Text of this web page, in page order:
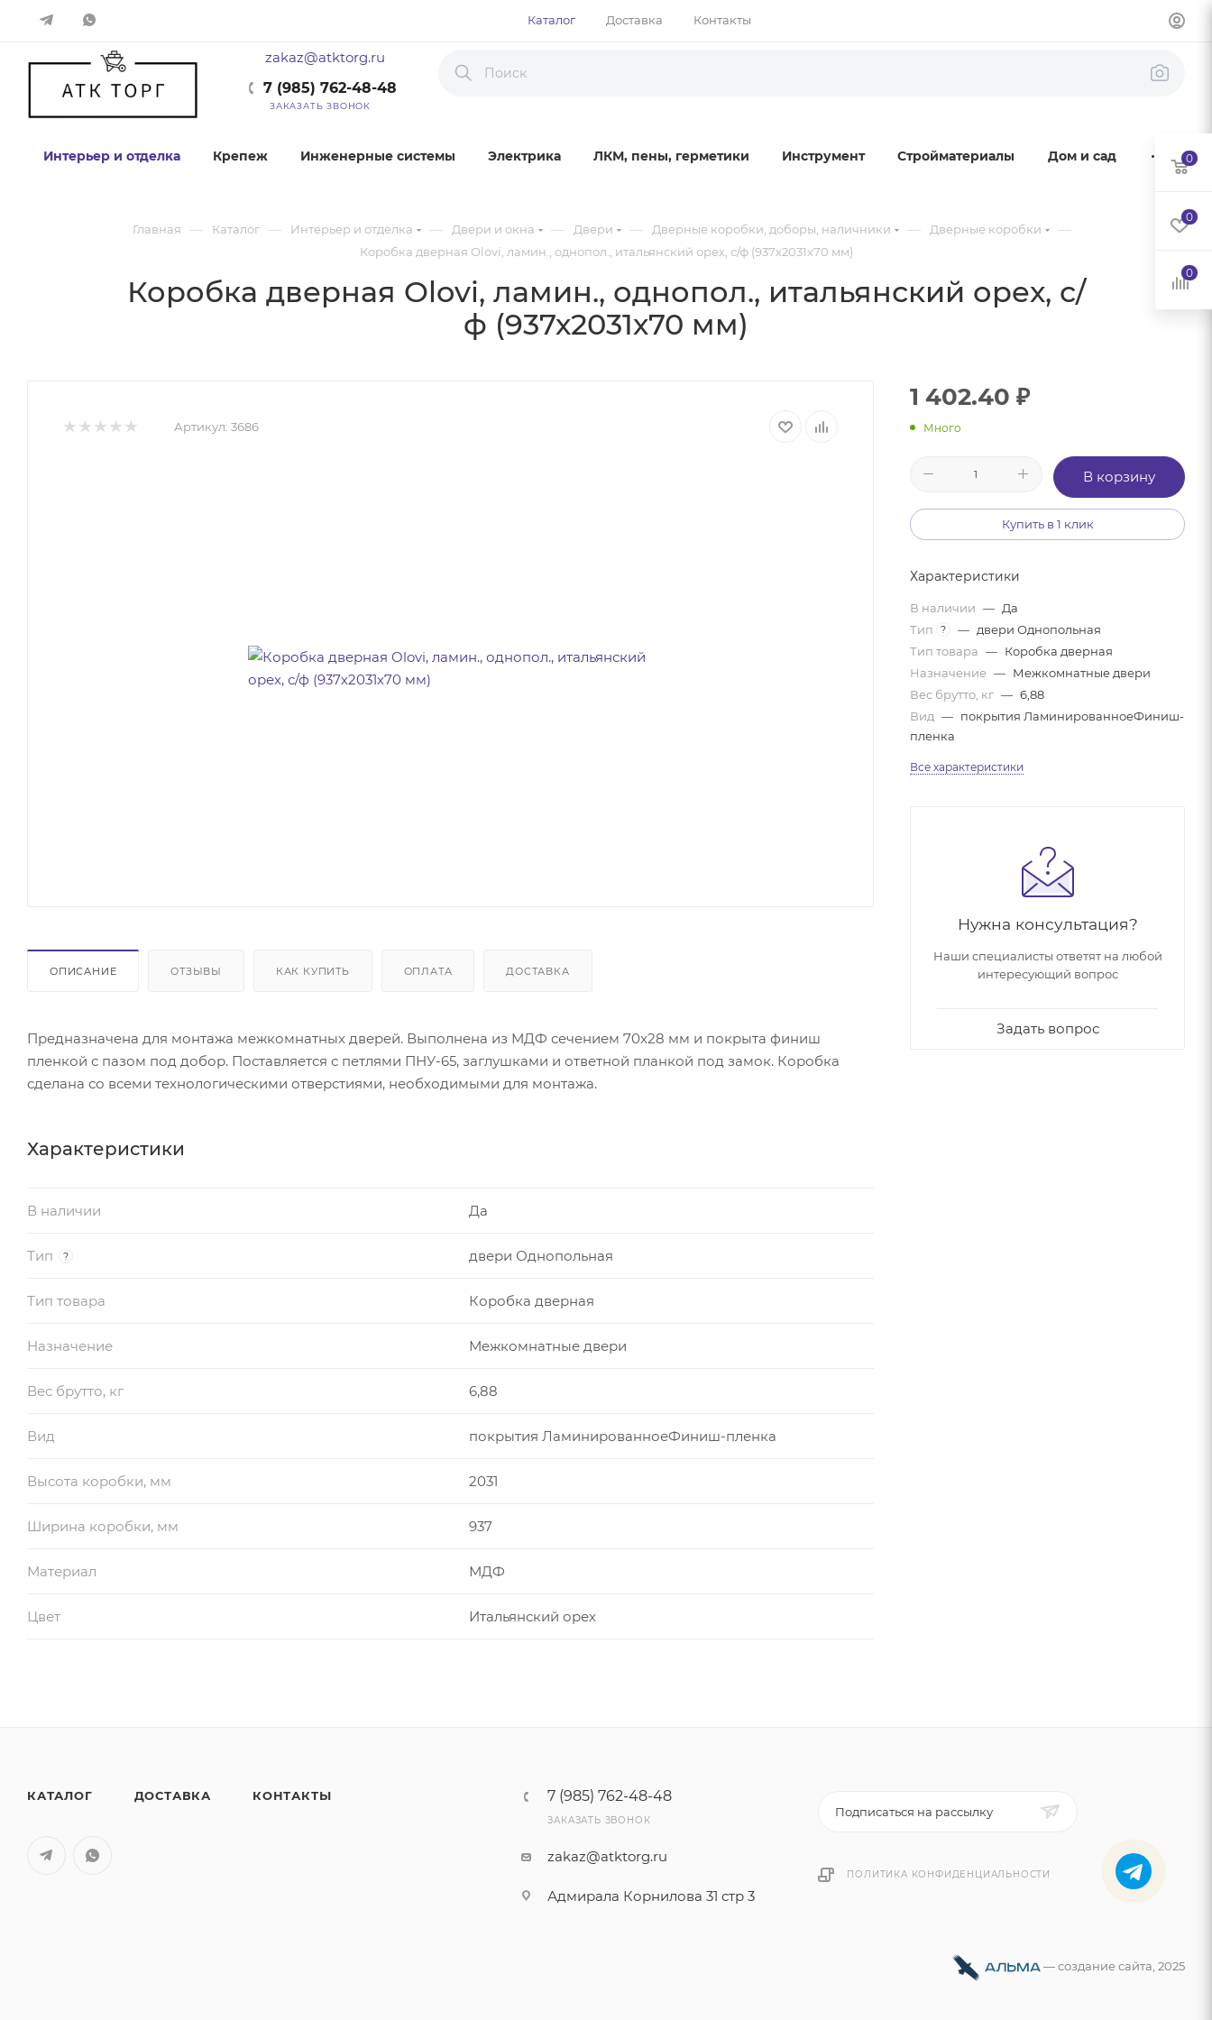
Каталог Доставка Контакты
zakaz@atktorg.ru
7 (985) 762-48-48
ЗАКАЗАТЬ ЗВОНОК
Интерьер и отделка Крепеж Инженерные системы Электрика ЛКМ, пены, герметики Инструмент Стройматериалы Дом и сад
Главная — Каталог — Интерьер и отделка — Двери и окна — Двери — Дверные коробки, доборы, наличники — Дверные коробки —
Коробка дверная Olovi, ламин., однопол., итальянский орех, с/ф (937х2031х70 мм)
Коробка дверная Olovi, ламин., однопол., итальянский орех, с/
ф (937х2031х70 мм)
Артикул: 3686
ОПИСАНИЕ ОТЗЫВЫ КАК КУПИТЬ ОПЛАТА ДОСТАВКА
Предназначена для монтажа межкомнатных дверей. Выполнена из МДФ сечением 70х28 мм и покрыта финиш
пленкой с пазом под добор. Поставляется с петлями ПНУ-65, заглушками и ответной планкой под замок. Коробка
сделана со всеми технологическими отверстиями, необходимыми для монтажа.
Характеристики
В наличии Да
Тип ? двери Однопольная
Тип товара Коробка дверная
Назначение Межкомнатные двери
Вес брутто, кг 6,88
Вид покрытия ЛаминированноеФиниш-пленка
Высота коробки, мм 2031
Ширина коробки, мм 937
Материал МДФ
Цвет Итальянский орех
1 402.40 ₽
Много
В корзину
Купить в 1 клик
Характеристики
В наличии — Да
Тип
? — двери Однопольная
Тип товара — Коробка дверная
Назначение — Межкомнатные двери
Вес брутто, кг — 6,88
Вид — покрытия ЛаминированноеФиниш-
пленка
Все характеристики
Нужна консультация?
Наши специалисты ответят на любой
интересующий вопрос
Задать вопрос
КАТАЛОГ ДОСТАВКА КОНТАКТЫ 7 (985) 762-48-48
ЗАКАЗАТЬ ЗВОНОК
zakaz@atktorg.ru
Адмирала Корнилова 31 стр 3
Подписаться на рассылку
ПОЛИТИКА КОНФИДЕНЦИАЛЬНОСТИ
—cоздание сайта , 2025
0
0
0